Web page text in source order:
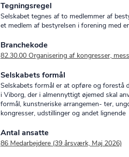
Tegningsregel
Selskabet tegnes af to medlemmer af
et medlem af bestyrelsen i forening med
Branchekode
82.30.00 Organisering af kongresser,
Selskabets formål
Selskabets formål er at opføre og forestå
i Viborg, der i almennyttigt øjemed skal
formål, kunstneriske arrangemen- ter,
kongresser, udstillinger og andet lignende
Antal ansatte
86 Medarbejdere (39 årsværk, Maj 2026)